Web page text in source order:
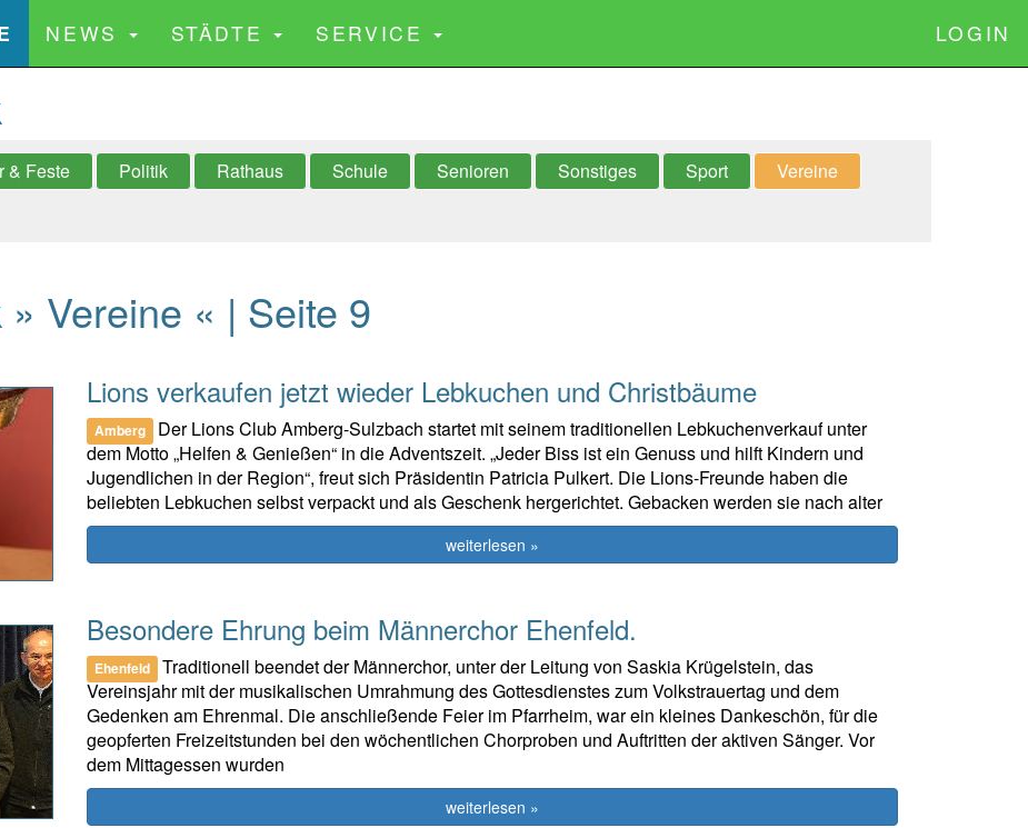
(CURRENT)
NEWS STÄDTE SERVICE LOGIN
& Feste Politik Rathaus Schule Senioren Sonstiges Sport
Vereine
Vereine « | Seite 9
Lions verkaufen jetzt wieder Lebkuchen und Christbäume
Amberg
Der Lions Club Amberg-Sulzbach startet mit seinem traditionellen Lebkuchenverkauf unter
dem Motto „Helfen & Genießen“ in die Adventszeit. „Jeder Biss ist ein Genuss und hilft Kindern und
Jugendlichen in der Region“, freut sich Präsidentin Patricia Pulkert. Die Lions-Freunde haben die
beliebten Lebkuchen selbst verpackt und als Geschenk hergerichtet. Gebacken werden sie nach alter
weiterlesen »
Besondere Ehrung beim Männerchor Ehenfeld.
Ehenfeld
Traditionell beendet der Männerchor, unter der Leitung von Saskia Krügelstein, das
Vereinsjahr mit der musikalischen Umrahmung des Gottesdienstes zum Volkstrauertag und dem
Gedenken am Ehrenmal. Die anschließende Feier im Pfarrheim, war ein kleines Dankeschön, für die
geopferten Freizeitstunden bei den wöchentlichen Chorproben und Auftritten der aktiven Sänger. Vor
dem Mittagessen wurden
weiterlesen »